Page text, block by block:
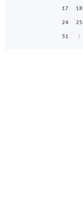
17
18
24
25
31
1